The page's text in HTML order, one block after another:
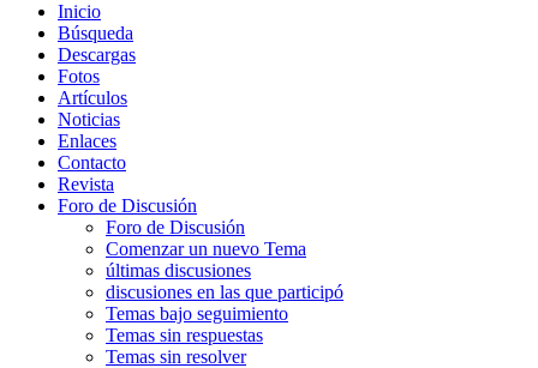
Inicio
Búsqueda
Descargas
Fotos
Artículos
Noticias
Enlaces
Contacto
Revista
Foro de Discusión
Foro de Discusión
Comenzar un nuevo Tema
últimas discusiones
discusiones en las que participó
Temas bajo seguimiento
Temas sin respuestas
Temas sin resolver